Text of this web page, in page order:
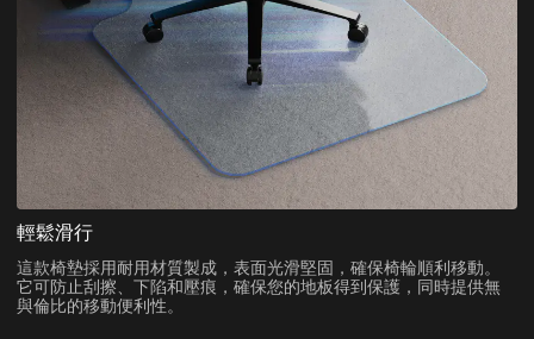
輕鬆滑行
這款椅墊採用耐用材質製成，表面光滑堅固，確保椅輪順利移動。
它可防止刮擦、下陷和壓痕，確保您的地板得到保護，同時提供無
與倫比的移動便利性。